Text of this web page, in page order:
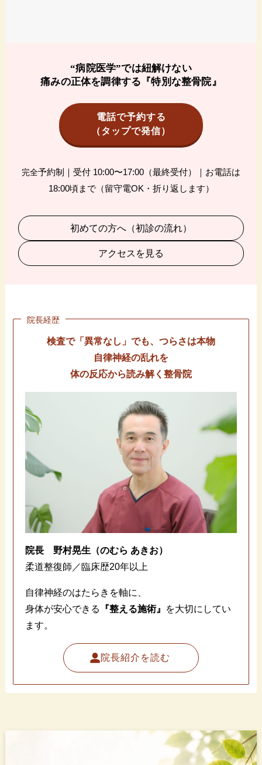
“病院医学”では紐解けない
痛みの正体を調律する『特別な整骨院』
電話で予約する
（タップで発信）
完全予約制｜受付 10:00〜17:00（最終受付）｜お電話は
18:00頃まで（留守電OK・折り返します）
初めての方へ（初診の流れ）
アクセスを見る
院長経歴
検査で「異常なし」でも、つらさは本物
自律神経の乱れを
体の反応から読み解く整骨院
院長
野村晃生（のむら あきお）
柔道整復師／臨床歴20年以上
自律神経のはたらきを軸に、
身体が安心できる
『整える施術』 を大切にしてい
ます。
院長紹介を読む